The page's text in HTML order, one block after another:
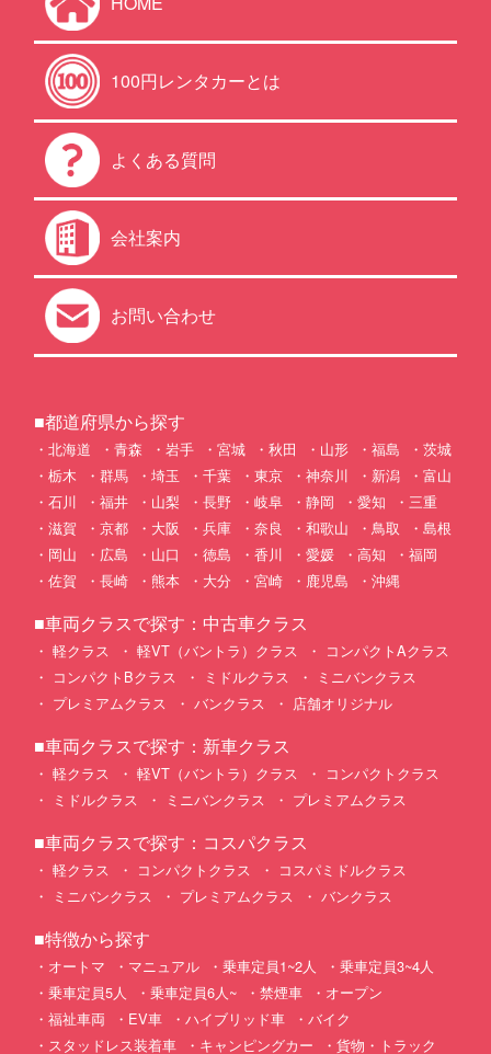
100円レンタカーとは
よくある質問
会社案内
お問い合わせ
■都道府県から探す
北海道 青森 岩手 宮城 秋田 山形 福島
茨城
栃木
群馬 埼玉 千葉 東京 神奈川 新潟
富山
石川
福井 山梨 長野 岐阜 静岡 愛知
三重
滋賀
京都 大阪 兵庫 奈良 和歌山 鳥取
島根
岡山
広島 山口 徳島 香川 愛媛 高知
福岡
佐賀
長崎 熊本 大分 宮崎 鹿児島 沖縄
■車両クラスで探す：中古車クラス
軽クラス 軽VT（バントラ）クラス
コンパクトAクラス
コンパクトBクラス
ミドルクラス
ミニバンクラス
プレミアムクラス
バンクラス 店舗オリジナル
■車両クラスで探す：新車クラス
軽クラス 軽VT（バントラ）クラス
コンパクトクラス
ミドルクラス
ミニバンクラス プレミアムクラス
■車両クラスで探す：コスパクラス
軽クラス コンパクトクラス
コスパミドルクラス
ミニバンクラス
プレミアムクラス バンクラス
■特徴から探す
オートマ マニュアル 乗車定員1~2人
乗車定員3~4人
乗車定員5人
乗車定員6人~ 禁煙車
オープン
福祉車両
EV車 ハイブリッド車
バイク
スタッドレス装着車
キャンピングカー 貨物・トラック